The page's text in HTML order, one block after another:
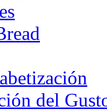
del